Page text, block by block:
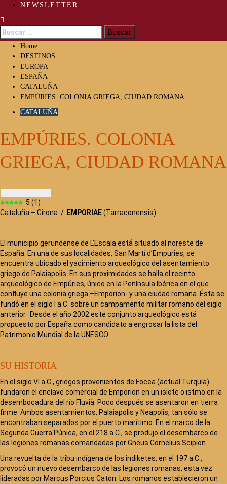
NEWSLETTER
Buscar:
Home
DESTINOS
EUROPA
ESPAÑA
CATALUÑA
EMPÚRIES. COLONIA GRIEGA, CIUDAD ROMANA
CATALUÑA
EMPÚRIES. COLONIA
GRIEGA, CIUDAD ROMANA
5 (1)
Cataluña – Girona / EMPORIAE(Tarraconensis)
El municipio gerundense de L’Escala está situado al noreste de
España. En una de sus localidades, San Martí d’Empuries, se
encuentra ubicado el yacimiento arqueológico del asentamiento
griego de Palaiapolis. En sus proximidades se halla el recinto
arqueológico de Empúries, único en la Península Ibérica en el que
confluye una colonia griega –Emporion- y una ciudad romana. Ésta se
fundó en el siglo I a.C. sobre un campamento militar romano del siglo
anterior. Desde el año 2002 este conjunto arqueológico está
propuesto por España como candidato a engrosar la lista del
Patrimonio Mundial de la UNESCO.
SU HISTORIA
En el siglo VI a.C., griegos provenientes de Focea (actual Turquía)
fundaron el enclave comercial de Emporion en un islote o istmo en la
desembocadura del río Fluvià. Poco después se asentaron en tierra
firme. Ambos asentamientos, Palaiapolis y Neapolis, tan sólo se
encontraban separados por el puerto marítimo. En el marco de la
Segunda Guerra Púnica, en el 218 a.C., se produjo el desembarco de
las legiones romanas comandadas por Gneus Cornelius Scipion.
Una revuelta de la tribu indígena de los indiketes, en el 197 a.C.,
provocó un nuevo desembarco de las legiones romanas, esta vez
lideradas por Marcus Porcius Caton. Los romanos establecieron un